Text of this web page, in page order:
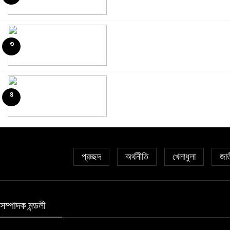
৭
৮
৩
৪
প্রচ্ছদ অর্থনীতি খেলাধুলা
সম্পাদক মন্ডলী